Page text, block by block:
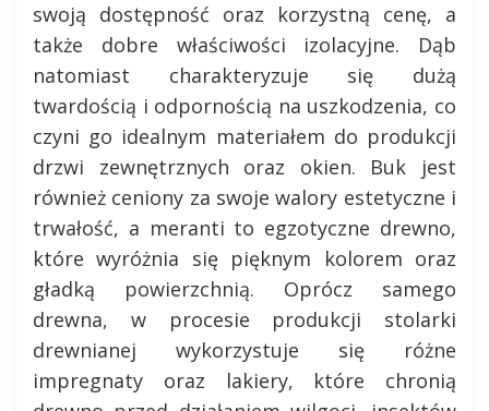
swoją dostępność oraz korzystną cenę, a
także dobre właściwości izolacyjne. Dąb
natomiast charakteryzuje się dużą
twardością i odpornością na uszkodzenia, co
czyni go idealnym materiałem do produkcji
drzwi zewnętrznych oraz okien. Buk jest
również ceniony za swoje walory estetyczne i
trwałość, a meranti to egzotyczne drewno,
które wyróżnia się pięknym kolorem oraz
gładką powierzchnią. Oprócz samego
drewna, w procesie produkcji stolarki
drewnianej wykorzystuje się różne
impregnaty oraz lakiery, które chronią